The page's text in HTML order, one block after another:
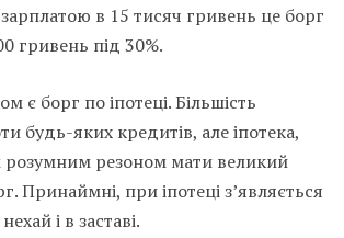
в 15 тисяч гривень це борг
гривень під 30%.
є борг по іпотеці. Більшість
будь-яких кредитів, але іпотека,
резоном мати великий
Принаймні, при іпотеці з’являється
і в заставі.